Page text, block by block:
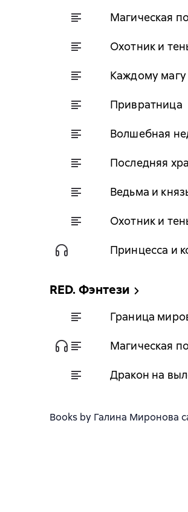
Магическая
Охотник и
Каждому магу
Привратница
Волшебная
Последняя
Ведьма и
Охотник и
Принцесса и
RED. Фэнтези
Граница
Магическая
Дракон на
Books by Галина Миронова